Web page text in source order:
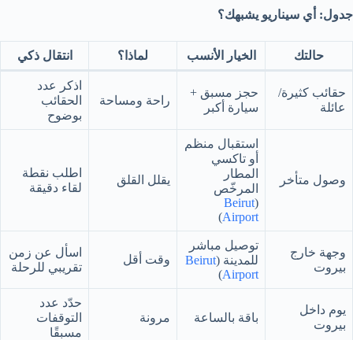
جدول: أي سيناريو يشبهك؟
حالتك الخيار الأنسب لماذا؟ انتقال ذكي
حقائب كثيرة/
عائلة
حجز مسبق +
سيارة أكبر
راحة ومساحة
اذكر عدد
الحقائب
بوضوح
وصول متأخر
استقبال منظم
أو تاكسي
المطار
المرخّص
(
Beirut
Airport
)
يقلل القلق
اطلب نقطة
لقاء دقيقة
وجهة خارج
بيروت
توصيل مباشر
للمدينة (Beirut
Airport
)
وقت أقل
اسأل عن زمن
تقريبي للرحلة
يوم داخل
بيروت
باقة بالساعة مرونة
حدّد عدد
التوقفات
مسبقًا